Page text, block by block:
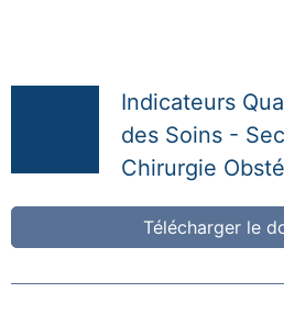
Indicateurs
des Soins -
Chirurgie
Télécharger le